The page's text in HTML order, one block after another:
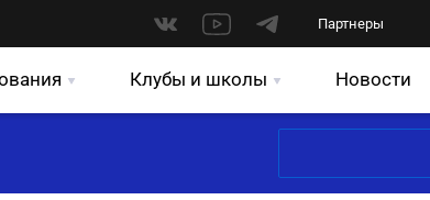
Партнеры
Клубы и школы Новости